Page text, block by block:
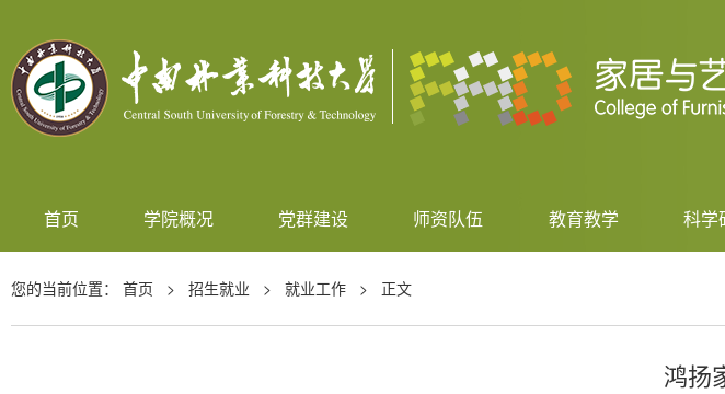
首页 学院概况 党群建设 师资队伍 教育教学 科学
您的当前位置： 首页 > 招生就业 > 就业工作 > 正文
鸿扬